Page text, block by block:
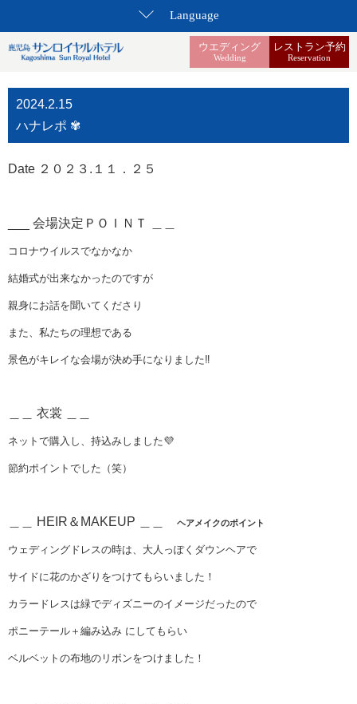
ウエディング
Wedding
レストラン予約
Reservation
Language
2024.2.15
ハナレポ ✾
Date ２０２３.１１．２５
___ 会場決定ＰＯＩＮＴ ＿＿
コロナウイルスでなかなか
結婚式が出来なかったのですが
親身にお話を聞いてくださり
また、私たちの理想である
景色がキレイな会場が決め手になりました‼
＿＿ 衣裳 ＿＿
ネットで購入し、持込みしました💜
節約ポイントでした（笑）
＿＿ HEIR＆MAKEUP ＿＿ ヘアメイクのポイント
ウェディングドレスの時は、大人っぽくダウンヘアで
サイドに花のかざりをつけてもらいました！
カラードレスは緑でディズニーのイメージだったので
ポニーテール＋編み込み にしてもらい
ベルベットの布地のリボンをつけました！